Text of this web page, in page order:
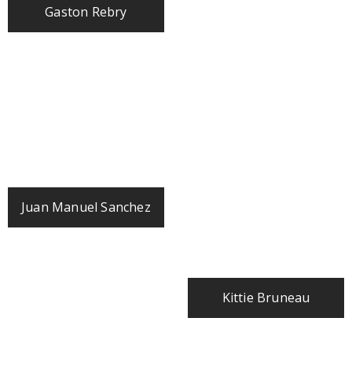
Gaston Rebry
Kittie Bruneau
Juan Manuel Sanchez